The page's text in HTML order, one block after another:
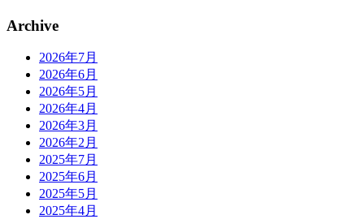
Archive
2026年7月
2026年6月
2026年5月
2026年4月
2026年3月
2026年2月
2025年7月
2025年6月
2025年5月
2025年4月